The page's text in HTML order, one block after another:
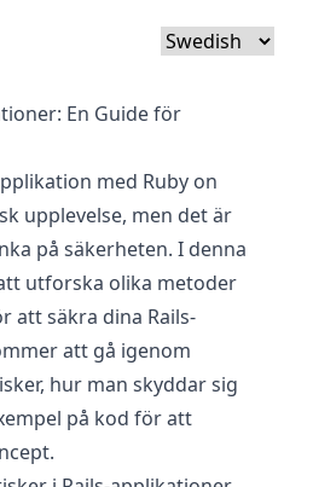
En Guide för
med Ruby on
upplevelse, men det är
på säkerheten. I denna
utforska olika metoder
att säkra dina Rails-
att gå igenom
hur man skyddar sig
på kod för att